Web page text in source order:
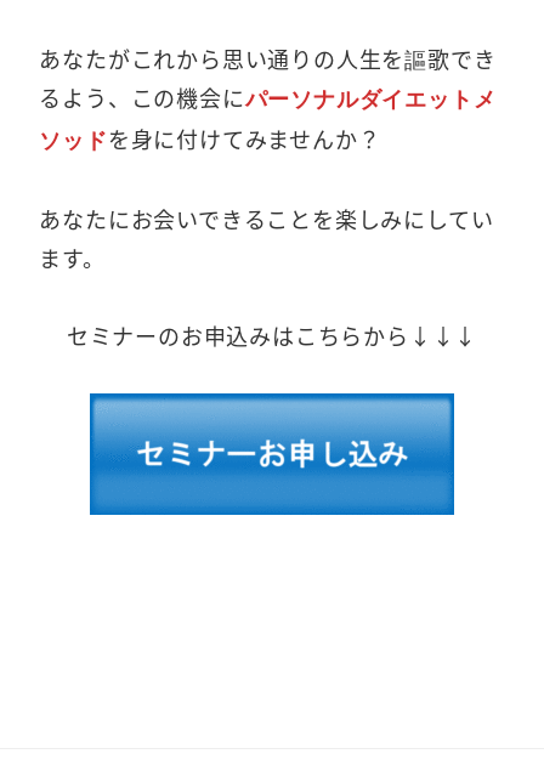
あなたがこれから思い通りの人生を謳歌でき
るよう、この機会にパーソナルダイエットメ
ソッド を身に付けてみませんか？
あなたにお会いできることを楽しみにしてい
ます。
セミナーのお申込みはこちらから↓↓↓